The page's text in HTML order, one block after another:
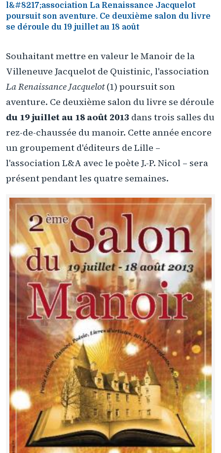
l&#8217;association La Renaissance Jacquelot
poursuit son aventure. Ce deuxième salon du livre
se déroule du 19 juillet au 18 août
Souhaitant mettre en valeur le Manoir de la
Villeneuve Jacquelot de Quistinic, l'association
La Renaissance Jacquelot(1) poursuit son
aventure. Ce deuxième salon du livre se déroule
du 19 juillet au 18 août 2013 dans trois salles du
rez-de-chaussée du manoir. Cette année encore
un groupement d'éditeurs de Lille –
l'association L&A avec le poète J.-P. Nicol – sera
présent pendant les quatre semaines.